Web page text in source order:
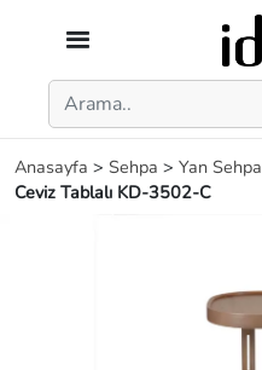
Anasayfa > Sehpa > Yan Sehpa
Ceviz Tablalı KD-3502-C